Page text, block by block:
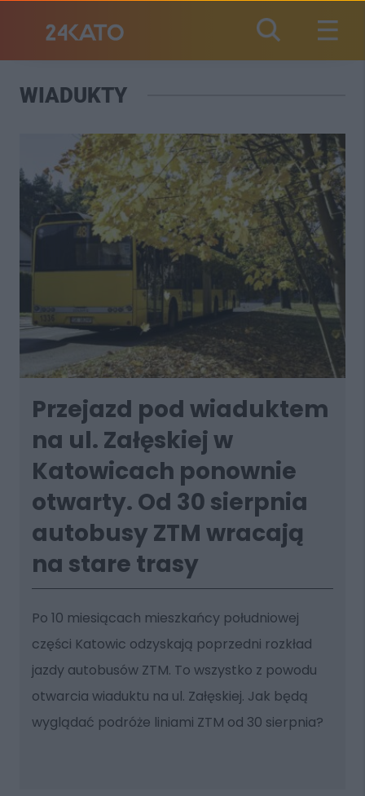
WIADUKTY
Przejazd pod wiaduktem
na ul. Załęskiej w
Katowicach ponownie
otwarty. Od 30 sierpnia
autobusy ZTM wracają
na stare trasy
Po 10 miesiącach mieszkańcy południowej
części Katowic odzyskają poprzedni rozkład
jazdy autobusów ZTM. To wszystko z powodu
otwarcia wiaduktu na ul. Załęskiej. Jak będą
wyglądać podróże liniami ZTM od 30 sierpnia?